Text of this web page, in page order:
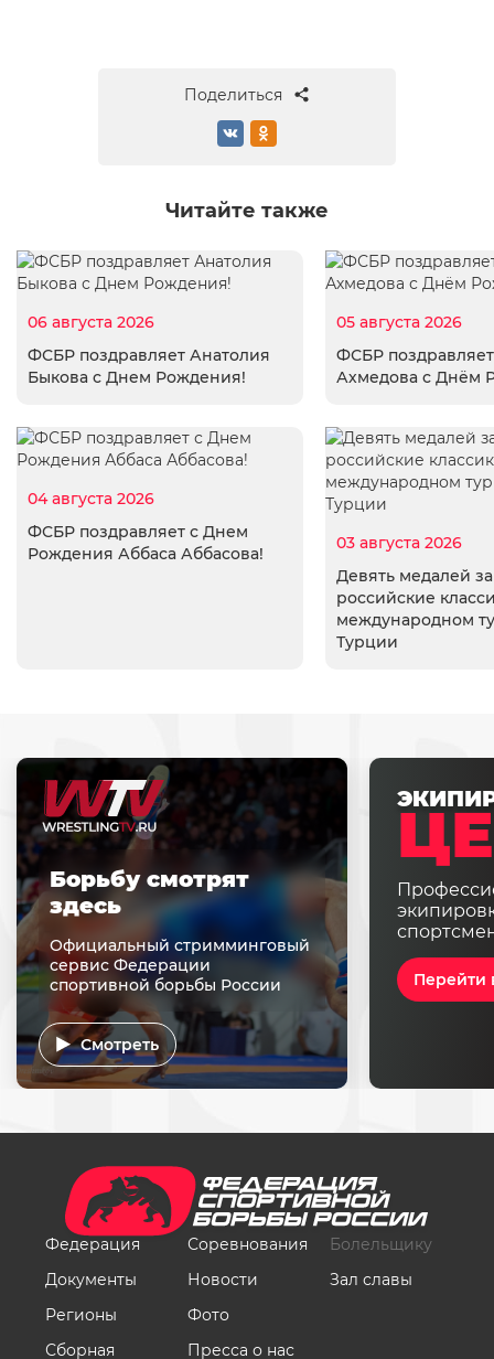
Поделиться
Читайте также
06 августа 2026
ФСБР поздравляет Анатолия
Быкова с Днем Рождения!
05 августа 2026
ФСБР
Ахмедова с Днём
04 августа 2026
ФСБР поздравляет с Днем
Рождения Аббаса Аббасова!
03 августа 2026
Девять медалей
российские
международном
Турции
Перейти
Борьбу смотрят
здесь
Официальный стримминговый
сервис Федерации
спортивной борьбы России
Смотреть
Федерация
Документы
Регионы
Сборная
Соревнования
Новости
Фото
Пресса о нас
Болельщику
Зал славы